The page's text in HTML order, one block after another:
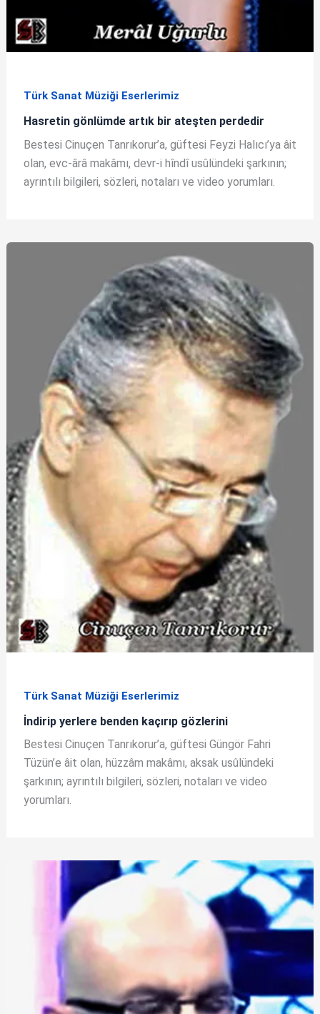
Türk Sanat Müziği Eserlerimiz
Hasretin gönlümde artık bir ateşten perdedir
Bestesi Cinuçen Tanrıkorur’a, güftesi Feyzi Halıcı’ya âit
olan, evc-ârâ makâmı, devr-i hîndî usûlündeki şarkının;
ayrıntılı bilgileri, sözleri, notaları ve video yorumları.
Türk Sanat Müziği Eserlerimiz
İndirip yerlere benden kaçırıp gözlerini
Bestesi Cinuçen Tanrıkorur’a, güftesi Güngör Fahri
Tüzün’e âit olan, hüzzâm makâmı, aksak usûlündeki
şarkının; ayrıntılı bilgileri, sözleri, notaları ve video
yorumları.